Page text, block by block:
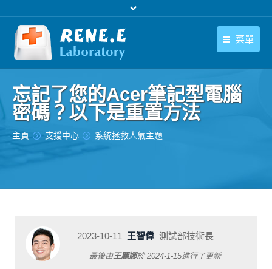
菜單
下載中心
購買
繁體中文
忘記了您的Acer筆記型電腦
密碼？以下是重置方法
您在此处：
主頁 支援中心 系統拯救人氣主題
2023-10-11 王智偉 測試部技術長
最後由王麗娜於2024-1-15進行了更新